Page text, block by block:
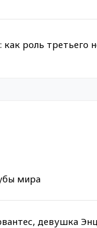
роль третьего
мира
девушка